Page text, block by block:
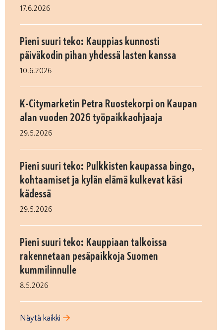
17.6.2026
Pieni suuri teko: Kauppias kunnosti
päiväkodin pihan yhdessä lasten kanssa
10.6.2026
K-Citymarketin Petra Ruostekorpi on Kaupan
alan vuoden 2026 työpaikkaohjaaja
29.5.2026
Pieni suuri teko: Pulkkisten kaupassa bingo,
kohtaamiset ja kylän elämä kulkevat käsi
kädessä
29.5.2026
Pieni suuri teko: Kauppiaan talkoissa
rakennetaan pesäpaikkoja Suomen
kummilinnulle
8.5.2026
Näytä kaikki